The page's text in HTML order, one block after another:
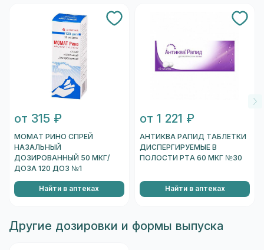
от 315 ₽
МОМАТ РИНО СПРЕЙ
НАЗАЛЬНЫЙ
ДОЗИРОВАННЫЙ 50 МКГ/
ДОЗА 120 ДОЗ №1
Найти в аптеках
от 1 221 ₽
АНТИКВА РАПИД ТАБЛЕТКИ
ДИСПЕРГИРУЕМЫЕ В
ПОЛОСТИ РТА 60 МКГ №30
Найти в аптеках
Другие дозировки и формы выпуска